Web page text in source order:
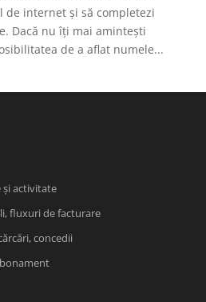
internet și să completezi
Dacă nu îți mai amintești
de a aflat numele...
activitate
fluxuri de facturare
concedii